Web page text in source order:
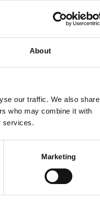
About
our traffic. We also share
who may combine it with
services.
Marketing